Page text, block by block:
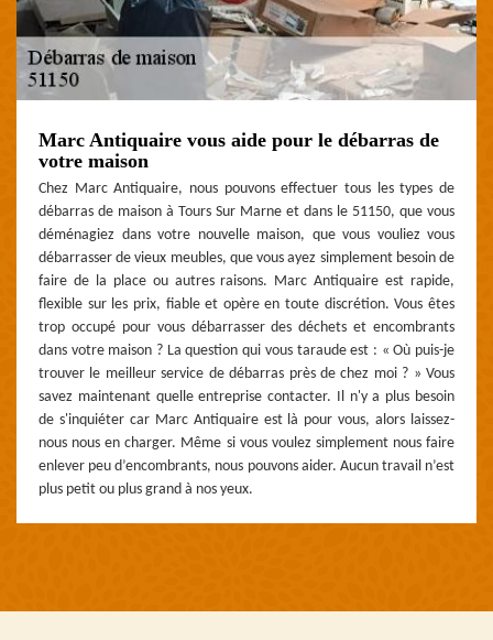
Marc Antiquaire vous aide pour le débarras de
votre maison
Chez Marc Antiquaire, nous pouvons effectuer tous les types de
débarras de maison à Tours Sur Marne et dans le 51150, que vous
déménagiez dans votre nouvelle maison, que vous vouliez vous
débarrasser de vieux meubles, que vous ayez simplement besoin de
faire de la place ou autres raisons. Marc Antiquaire est rapide,
flexible sur les prix, fiable et opère en toute discrétion. Vous êtes
trop occupé pour vous débarrasser des déchets et encombrants
dans votre maison ? La question qui vous taraude est : « Où puis-je
trouver le meilleur service de débarras près de chez moi ? » Vous
savez maintenant quelle entreprise contacter. Il n'y a plus besoin
de s'inquiéter car Marc Antiquaire est là pour vous, alors laissez-
nous nous en charger. Même si vous voulez simplement nous faire
enlever peu d’encombrants, nous pouvons aider. Aucun travail n’est
plus petit ou plus grand à nos yeux.